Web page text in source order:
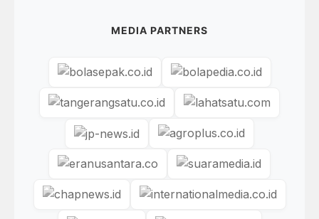
MEDIA PARTNERS